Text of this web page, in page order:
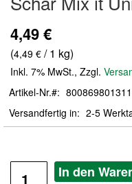
der
Bildergalerie
springen
4,49 €
(4,49 € / 1 kg)
Inkl. 7% MwSt., Zzgl.
Artikel-Nr.
Versandfertig in
2-5
In den